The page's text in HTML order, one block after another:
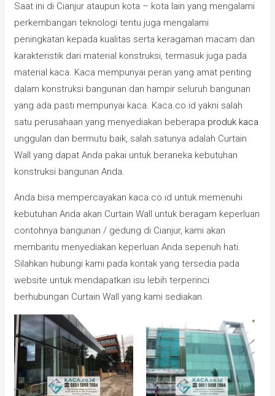
Saat ini di Cianjur ataupun kota – kota lain yang mengalami
perkembangan teknologi tentu juga mengalami
peningkatan kepada kualitas serta keragaman macam dan
karakteristik dari material konstruksi, termasuk juga pada
material kaca. Kaca mempunyai peran yang amat penting
dalam konstruksi bangunan dan hampir seluruh bangunan
yang ada pasti mempunyai kaca. Kaca.co.id yakni salah
satu perusahaan yang menyediakan beberapa produk kaca
unggulan dan bermutu baik, salah satunya adalah Curtain
Wall yang dapat Anda pakai untuk beraneka kebutuhan
konstruksi bangunan Anda.
Anda bisa mempercayakan kaca.co.id untuk memenuhi
kebutuhan Anda akan Curtain Wall untuk beragam keperluan
contohnya bangunan / gedung di Cianjur, kami akan
membantu menyediakan keperluan Anda sepenuh hati.
Silahkan hubungi kami pada kontak yang tersedia pada
website untuk mendapatkan isu lebih terperinci
berhubungan Curtain Wall yang kami sediakan.